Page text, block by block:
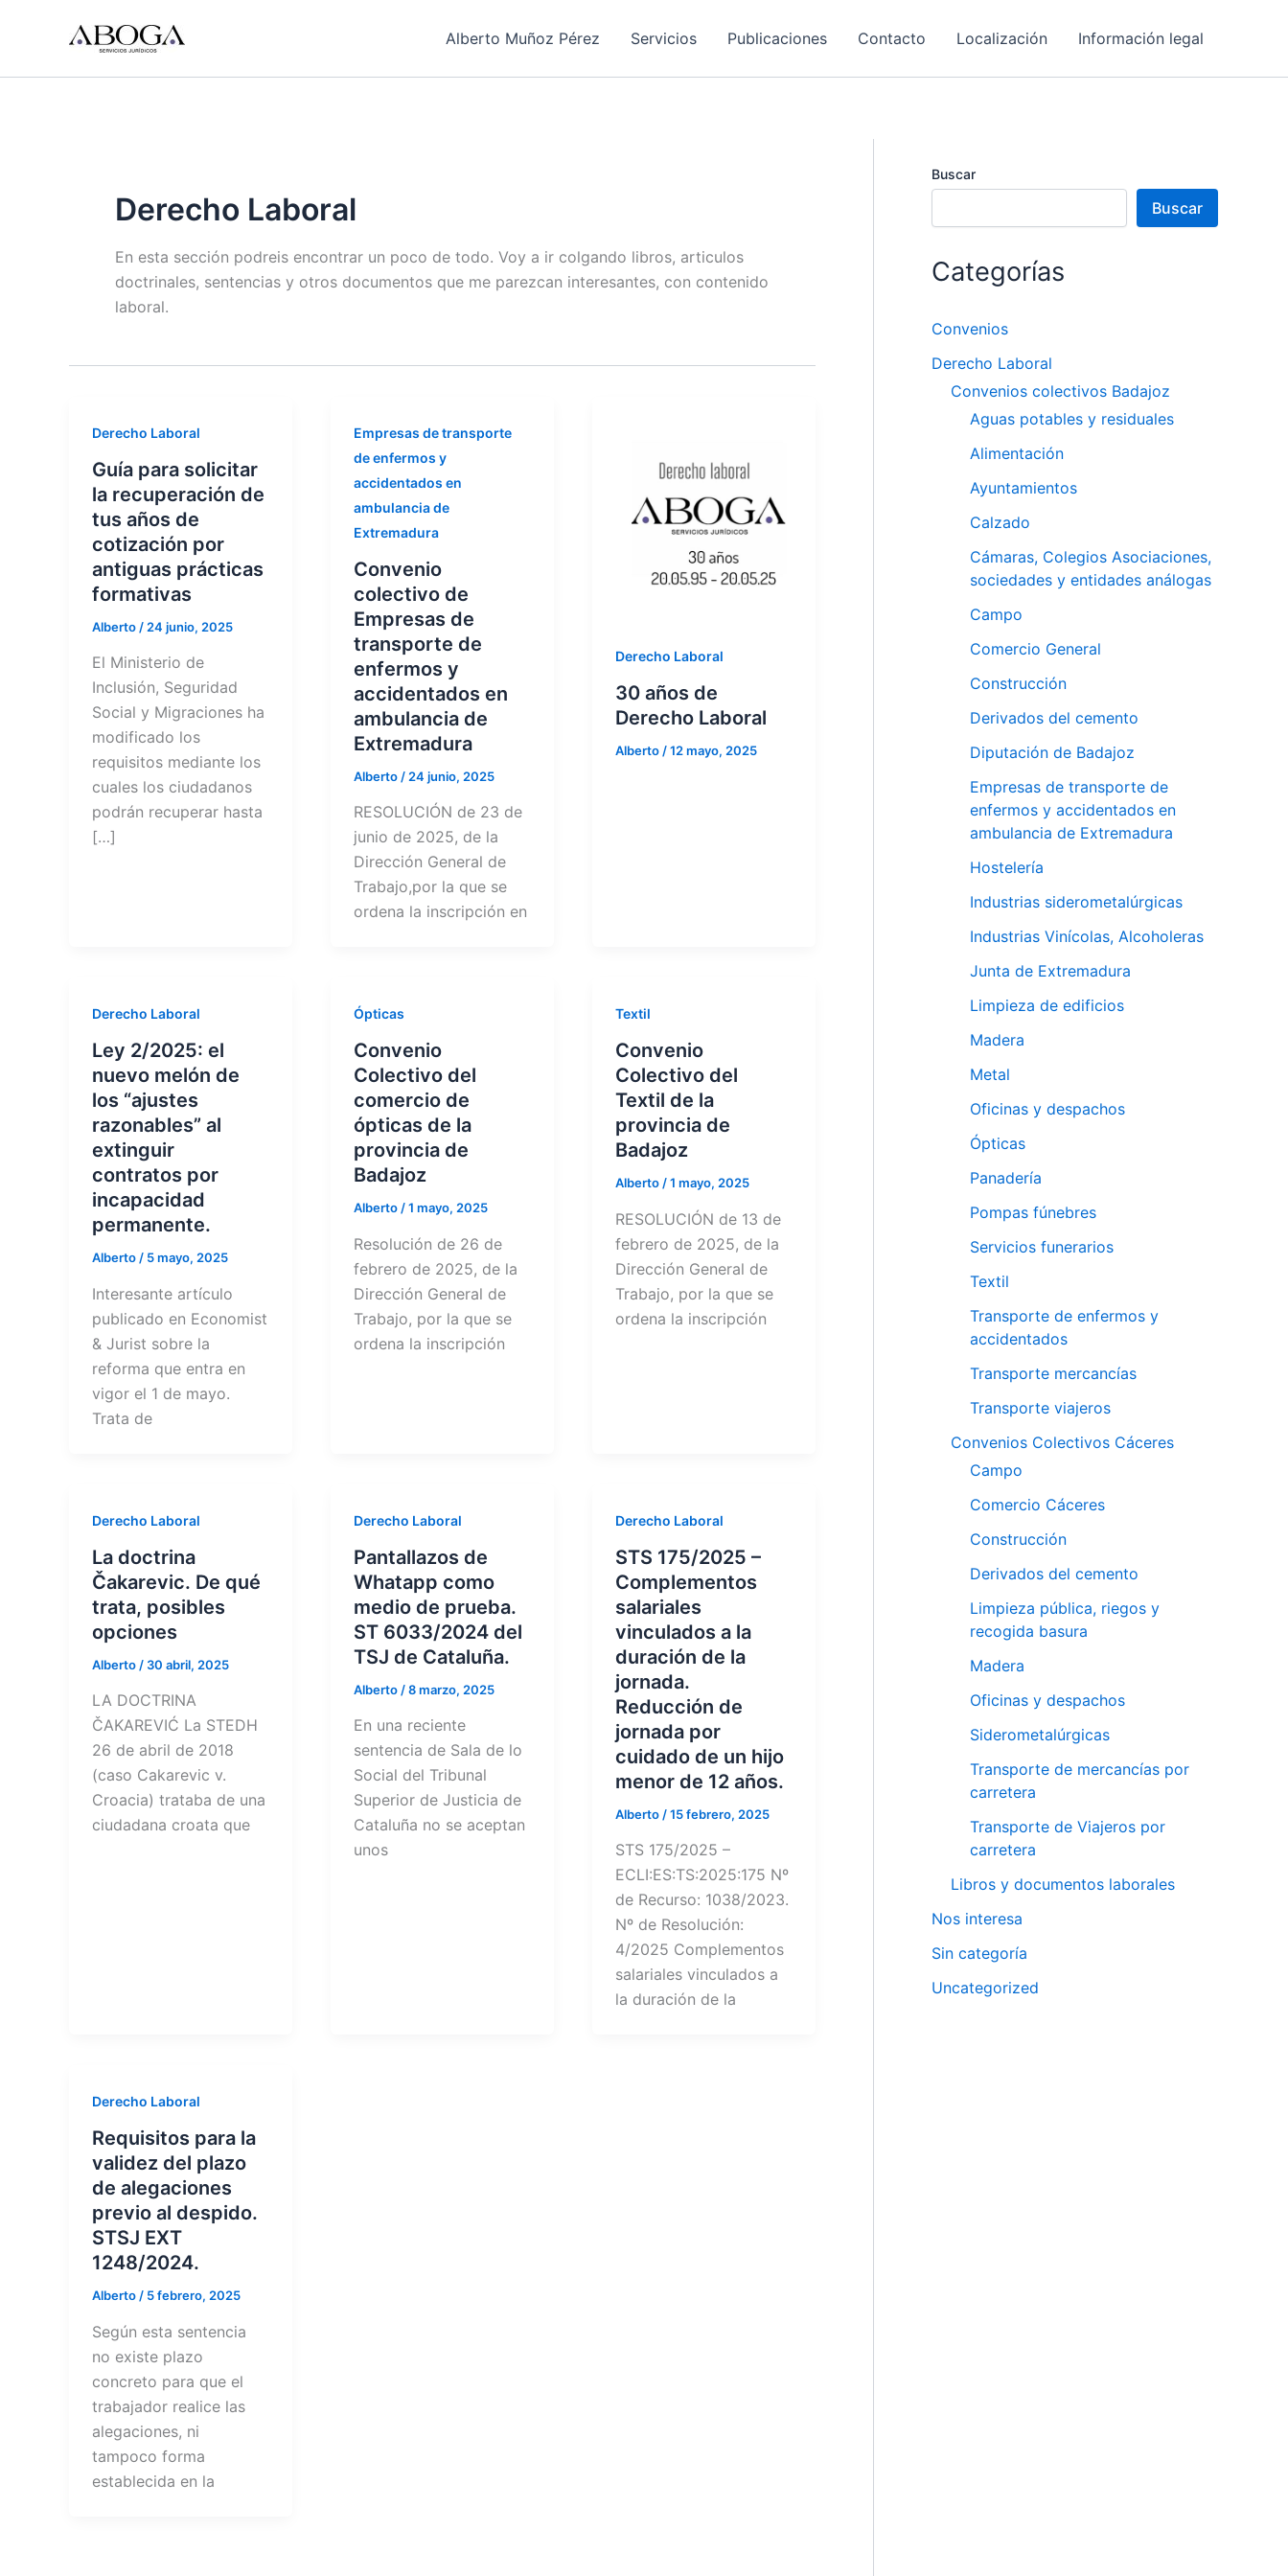
Alberto Muñoz Pérez Servicios Publicaciones Contacto Localización Información legal
Derecho Laboral
En esta sección podreis encontrar un poco de todo. Voy a ir colgando libros, articulos
doctrinales, sentencias y otros documentos que me parezcan interesantes, con contenido
laboral.
Derecho Laboral
Guía para solicitar
la recuperación de
tus años de
cotización por
antiguas prácticas
formativas
Alberto / 24 junio, 2025
El Ministerio de
Inclusión, Seguridad
Social y Migraciones ha
modificado los
requisitos mediante los
cuales los ciudadanos
podrán recuperar hasta
[…]
Empresas de transporte
de enfermos y
accidentados en
ambulancia de
Extremadura
Convenio
colectivo de
Empresas de
transporte de
enfermos y
accidentados en
ambulancia de
Extremadura
Alberto / 24 junio, 2025
RESOLUCIÓN de 23 de
junio de 2025, de la
Dirección General de
Trabajo,por la que se
ordena la inscripción en
Derecho Laboral
30 años de
Derecho Laboral
Alberto /12 mayo, 2025
Derecho Laboral
Ley 2/2025: el
nuevo melón de
los “ajustes
razonables” al
extinguir
contratos por
incapacidad
permanente.
Alberto / 5 mayo, 2025
Interesante artículo
publicado en Economist
& Jurist sobre la
reforma que entra en
vigor el 1 de mayo.
Trata de
Ópticas
Convenio
Colectivo del
comercio de
ópticas de la
provincia de
Badajoz
Alberto /1 mayo, 2025
Resolución de 26 de
febrero de 2025, de la
Dirección General de
Trabajo, por la que se
ordena la inscripción
Textil
Convenio
Colectivo del
Textil de la
provincia de
Badajoz
Alberto /1 mayo, 2025
RESOLUCIÓN de 13 de
febrero de 2025, de la
Dirección General de
Trabajo, por la que se
ordena la inscripción
Derecho Laboral
La doctrina
Čakarevic. De qué
trata, posibles
opciones
Alberto / 30 abril, 2025
LA DOCTRINA
ČAKAREVIĆ La STEDH
26 de abril de 2018
(caso Cakarevic v.
Croacia) trataba de una
ciudadana croata que
Derecho Laboral
Pantallazos de
Whatapp como
medio de prueba.
ST 6033/2024 del
TSJ de Cataluña.
Alberto /8 marzo, 2025
En una reciente
sentencia de Sala de lo
Social del Tribunal
Superior de Justicia de
Cataluña no se aceptan
unos
Derecho Laboral
STS 175/2025 –
Complementos
salariales
vinculados a la
duración de la
jornada.
Reducción de
jornada por
cuidado de un hijo
menor de 12 años.
Alberto /15 febrero, 2025
STS 175/2025 –
ECLI:ES:TS:2025:175 Nº
de Recurso: 1038/2023.
Nº de Resolución:
4/2025 Complementos
salariales vinculados a
la duración de la
Derecho Laboral
Requisitos para la
validez del plazo
de alegaciones
previo al despido.
STSJ EXT
1248/2024.
Alberto / 5 febrero, 2025
Según esta sentencia
no existe plazo
concreto para que el
trabajador realice las
alegaciones, ni
tampoco forma
establecida en la
Buscar
Buscar
Categorías
Convenios
Derecho Laboral
Convenios colectivos Badajoz
Aguas potables y residuales
Alimentación
Ayuntamientos
Calzado
Cámaras, Colegios Asociaciones,
sociedades y entidades análogas
Campo
Comercio General
Construcción
Derivados del cemento
Diputación de Badajoz
Empresas de transporte de
enfermos y accidentados en
ambulancia de Extremadura
Hostelería
Industrias siderometalúrgicas
Industrias Vinícolas, Alcoholeras
Junta de Extremadura
Limpieza de edificios
Madera
Metal
Oficinas y despachos
Ópticas
Panadería
Pompas fúnebres
Servicios funerarios
Textil
Transporte de enfermos y
accidentados
Transporte mercancías
Transporte viajeros
Convenios Colectivos Cáceres
Campo
Comercio Cáceres
Construcción
Derivados del cemento
Limpieza pública, riegos y
recogida basura
Madera
Oficinas y despachos
Siderometalúrgicas
Transporte de mercancías por
carretera
Transporte de Viajeros por
carretera
Libros y documentos laborales
Nos interesa
Sin categoría
Uncategorized